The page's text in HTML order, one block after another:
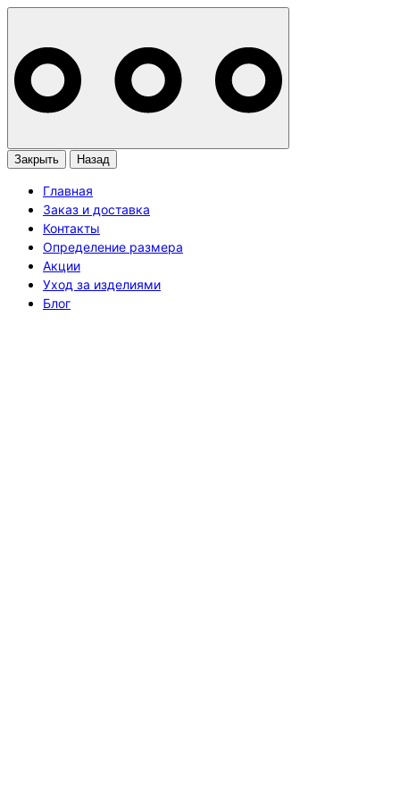
Закрыть Назад
Главная
Заказ и доставка
Контакты
Определение размера
Акции
Уход за изделиями
Блог